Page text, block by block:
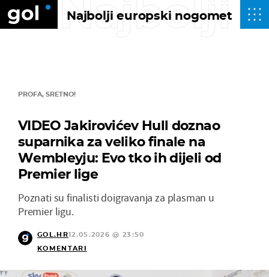
Najbolji europski nogomet
Najbolji
PROFA, SRETNO!
VIDEO Jakirovićev Hull doznao
suparnika za veliko finale na
Wembleyju: Evo tko ih dijeli od
Premier lige
Poznati su finalisti doigravanja za plasman u
Premier ligu.
GOL.HR12.05.2026 @ 23:50
KOMENTARI